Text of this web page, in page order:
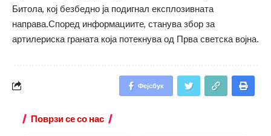
Битола, кој безбедно ја подигнал експлозивната
направа.Според информациите, станува збор за
артилериска граната која потекнува од Прва светска војна.
Фејсбук
Поврзи се со нас